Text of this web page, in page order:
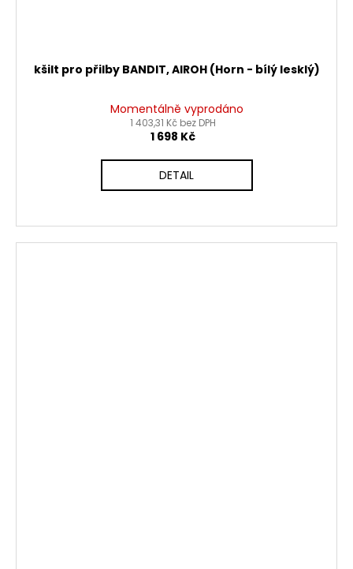
kšilt pro přilby BANDIT, AIROH (Horn - bílý lesklý)
Momentálně vyprodáno
1 403,31 Kč bez DPH
1 698 Kč
DETAIL